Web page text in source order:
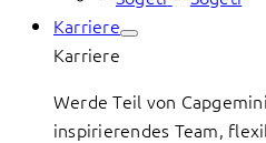
Karriere
Karriere
Werde Teil von
inspirierendes Team,